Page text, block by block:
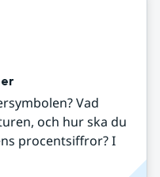
Vad
och hur ska du
procentsiffror? I